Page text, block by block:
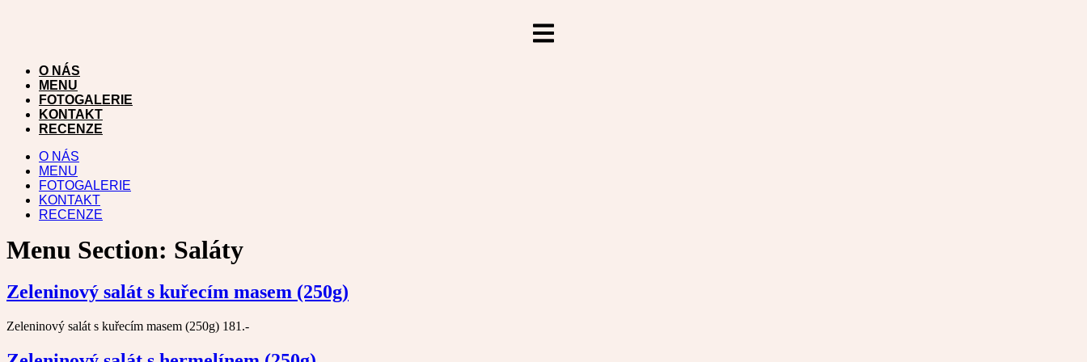
O NÁS
MENU
FOTOGALERIE
KONTAKT
RECENZE
O NÁS
MENU
FOTOGALERIE
KONTAKT
RECENZE
Menu Section: Saláty
Zeleninový salát s kuřecím masem (250g)
Zeleninový salát s kuřecím masem (250g) 181.-